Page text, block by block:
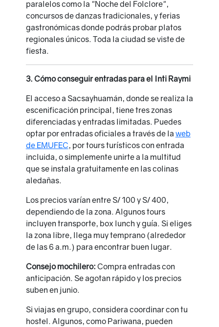
paralelos como la "Noche del Folclore",
concursos de danzas tradicionales, y ferias
gastronómicas donde podrás probar platos
regionales únicos. Toda la ciudad se viste de
fiesta.
3. Cómo conseguir entradas para el Inti Raymi
El acceso a Sacsayhuamán, donde se realiza la
escenificación principal, tiene tres zonas
diferenciadas y entradas limitadas. Puedes
optar por entradas oficiales a través de la web
de EMUFEC, por tours turísticos con entrada
incluida, o simplemente unirte a la multitud
que se instala gratuitamente en las colinas
aledañas.
Los precios varían entre S/ 100 y S/ 400,
dependiendo de la zona. Algunos tours
incluyen transporte, box lunch y guía. Si eliges
la zona libre, llega muy temprano (alrededor
de las 6 a.m.) para encontrar buen lugar.
Consejo mochilero: Compra entradas con
anticipación. Se agotan rápido y los precios
suben en junio.
Si viajas en grupo, considera coordinar con tu
hostel. Algunos, como Pariwana, pueden